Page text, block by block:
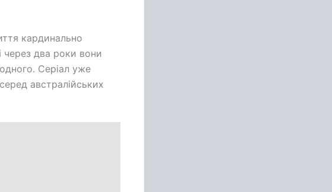
кардинально
через два роки вони
Серіал уже
австралійських